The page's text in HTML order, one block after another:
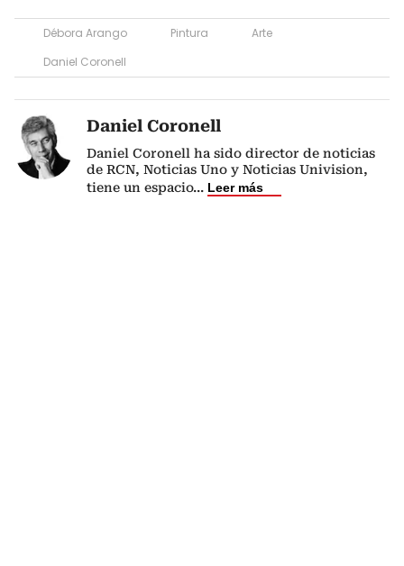
Débora Arango Pintura
Arte
Daniel Coronell
Daniel Coronell
Daniel Coronell ha sido director de noticias
de RCN, Noticias Uno y Noticias Univision,
tiene un espacio... Leer más